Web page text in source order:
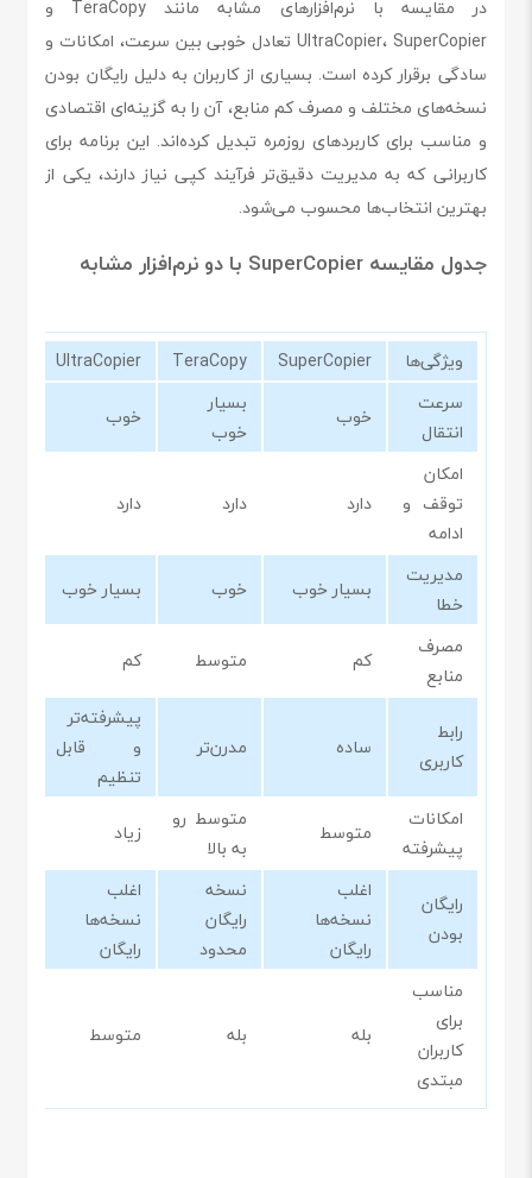
در مقایسه با نرم‌افزارهای مشابه مانند TeraCopy و
UltraCopier، SuperCopier تعادل خوبی بین سرعت، امکانات و
سادگی برقرار کرده است. بسیاری از کاربران به دلیل رایگان بودن
نسخه‌های مختلف و مصرف کم منابع، آن را به گزینه‌ای اقتصادی
و مناسب برای کاربردهای روزمره تبدیل کرده‌اند. این برنامه برای
کاربرانی که به مدیریت دقیق‌تر فرآیند کپی نیاز دارند، یکی از
بهترین انتخاب‌ها محسوب می‌شود.
جدول مقایسه SuperCopier با دو نرم‌افزار مشابه
ویژگی‌ها SuperCopier
TeraCopy
UltraCopier
سرعت
انتقال
خوب
بسیار
خوب
خوب
امکان
توقف و
ادامه
دارد دارد دارد
مدیریت
خطا
بسیار خوب خوب
بسیار خوب
مصرف
منابع
کم متوسط کم
رابط
کاربری
ساده مدرن‌تر
پیشرفته‌تر
و قابل
تنظیم
امکانات
پیشرفته
متوسط
متوسط رو
به بالا
زیاد
رایگان
بودن
اغلب
نسخه‌ها
رایگان
نسخه
رایگان
محدود
اغلب
نسخه‌ها
رایگان
مناسب
برای
کاربران
مبتدی
بله بله متوسط